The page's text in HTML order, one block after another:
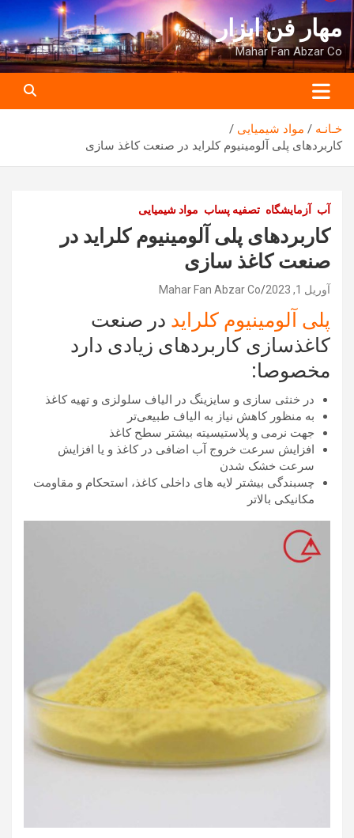
به
محتوا
برویدمهار فن ابزار
Mahar Fan Abzar Co
خـانـه
مواد شیمیایی
کاربردهای پلی آلومینیوم کلراید در صنعت کاغذ سازی
آب آزمایشگاه تصفیه پساب مواد شیمیایی
کاربردهای پلی آلومینیوم کلراید در
صنعت کاغذ سازی
آوریل 1, 2023 Mahar Fan Abzar Co
پلی آلومینیوم کلراید در صنعت
کاغذسازی کاربردهای زیادی دارد
مخصوصا:
در خنثی سازی و سایزینگ در الیاف سلولزی و تهیه کاغذ
به منظور کاهش نیاز به الیاف طبیعی‌تر
جهت نرمی و پلاستیسیته بیشتر سطح کاغذ
افزایش سرعت خروج آب اضافی در کاغذ و یا افزایش
سرعت خشک شدن
چسبندگی بیشتر لایه های داخلی کاغذ، استحکام و مقاومت
مکانیکی بالاتر